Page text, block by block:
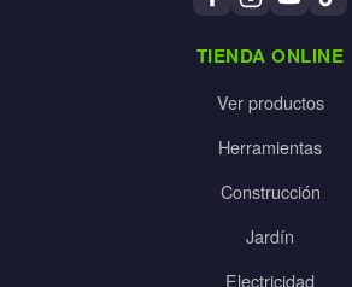
TIENDA ONLINE
Ver productos
Herramientas
Construcción
Jardín
Electricidad